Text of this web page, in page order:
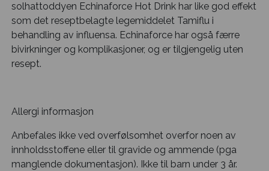
solhattoddyen Echinaforce Hot Drink har like god effekt
som det reseptbelagte legemiddelet Tamiflu i
behandling av influensa. Echinaforce har også færre
bivirkninger og komplikasjoner, og er tilgjengelig uten
resept.
Allergi informasjon
Anbefales ikke ved overfølsomhet overfor noen av
innholdsstoffene eller til gravide og ammende (pga
manglende dokumentasjon). Ikke til barn under 3 år.